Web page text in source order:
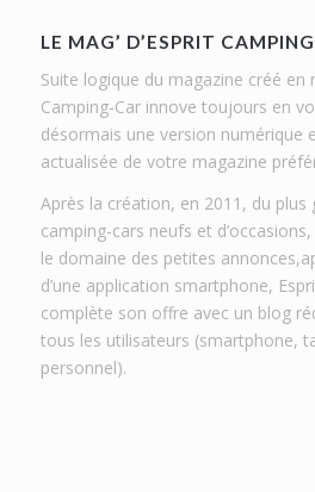
LE MAG’ D’ESPRIT
Suite logique du magazine créé en
Camping-Car innove toujours en
désormais une version numérique
actualisée de votre magazine
Après la création, en 2011, du plus
camping-cars neufs et
le domaine des petites
d’une application smartphone,
complète son offre avec un blog
tous les utilisateurs (smartphone,
personnel).